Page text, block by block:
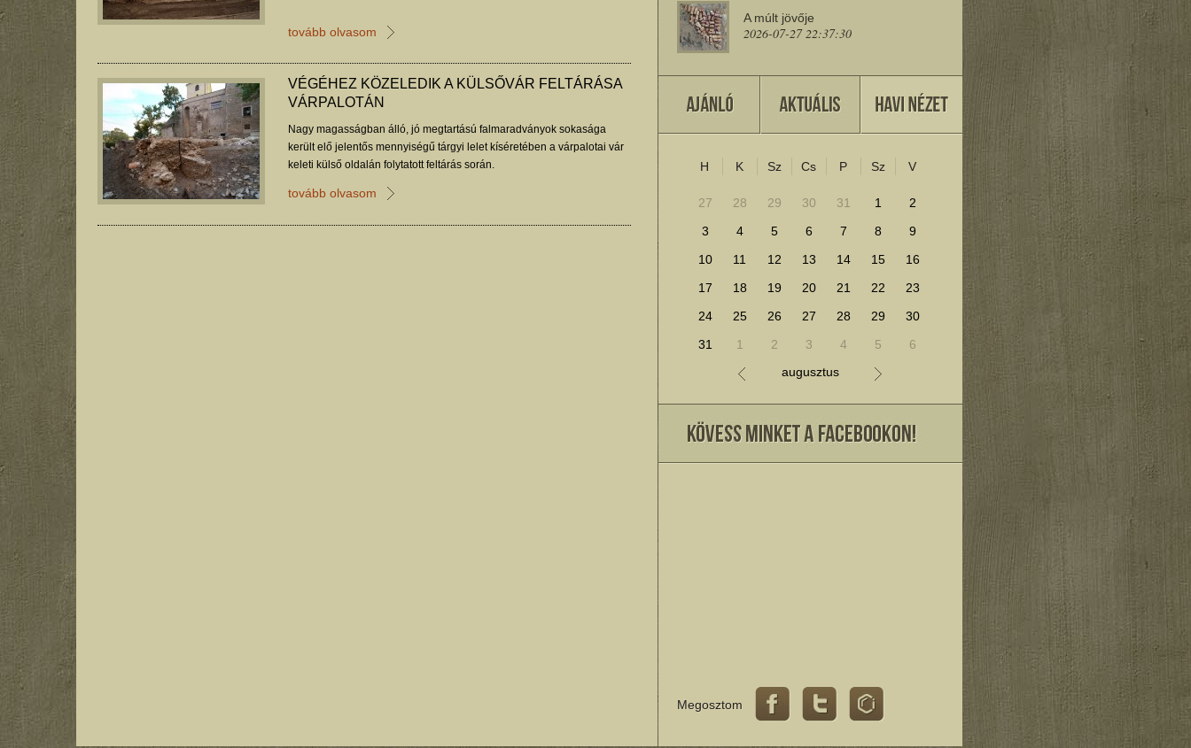
tovább olvasom
VÉGÉHEZ KÖZELEDIK A KÜLSŐVÁR FELTÁRÁSA
VÁRPALOTÁN
Nagy magasságban álló, jó megtartású falmaradványok sokasága
került elő jelentős mennyiségű tárgyi lelet kíséretében a várpalotai vár
keleti külső oldalán folytatott feltárás során.
tovább olvasom
A múlt jövője
2026-07-27 22:37:30
Miért szeresd a műemlékeket?
2026-07-25 11:30:41
További cikkek megjelenítéséhez kattints ide!
H K Sz Cs P Sz V
27 28 29 30 31 1
2
3
4 5 6 7 8
9
10
11 12 13 14 15
16
17
18 19 20 21 22
23
24
25 26 27 28 29
30
31
1 2 3 4 5
6
augusztus
Megosztom